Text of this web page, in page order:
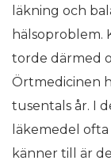
läkning och
hälsoproblem.
torde därmed
Örtmedicinen
tusentals år. I
läkemedel
känner till är